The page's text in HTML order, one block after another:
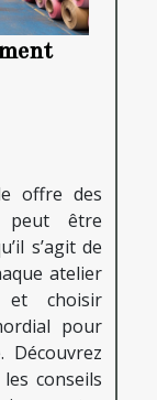
offre des
peut être
s’agit de
atelier
et choisir
pour
conseils